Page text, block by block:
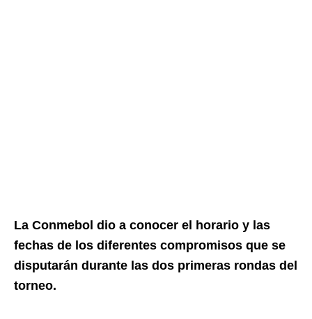
La Conmebol dio a conocer el horario y las
fechas de los diferentes compromisos que se
disputarán durante las dos primeras rondas del
torneo.